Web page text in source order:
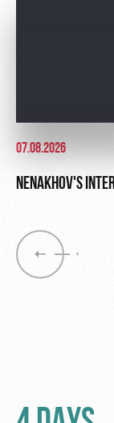
07.08.2026
NENAKHOV'S